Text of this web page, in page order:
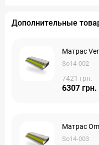
Дополнительные
Матрас
So14-002
7421 грн.
6307 грн.
Матрас
So14-003